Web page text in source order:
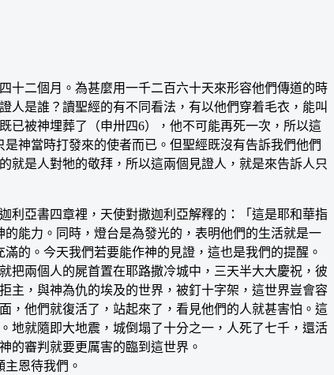
二個月。為甚麼用一千二百六十天來形容他們傳道的時
人是誰？讀聖經的有不同看法，有以他們穿着毛衣，能叫
已被神埋葬了（申卅四6），他不可能再死一次，所以這
神當時打發來的使者而已。但聖經既沒有告訴我們他們
就是人對牠的敬拜，所以這兩個見證人，就是來告訴人只
亞書四章裡，天使對撒迦利亞解釋的：「這是耶和華指
能力。同時，燈台是為發光的，表明他們的生活就是一
的。今天我們若要能作神的見證，這也是我們的提醒。
把兩個人的屍首置在耶路撒冷城中，三天半大大慶祝，彼
主，與神為仇的埃及的世界，被釘十字架，這世界豈會容
，他們就復活了，站起來了，看見他們的人就甚害怕。這
地就隨即大地震，城倒塌了十分之一，人死了七千，還活
的審判就要更厲害的臨到這世界。
恩待我們。